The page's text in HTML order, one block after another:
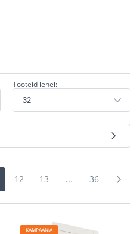
Tooteid lehel:
12 13 ... 36
KAMPAANIA